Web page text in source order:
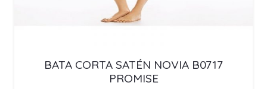
BATA CORTA SATÉN NOVIA B0717
PROMISE